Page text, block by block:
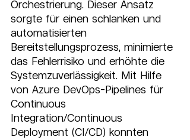
Orchestrierung. Dieser Ansatz
sorgte für einen schlanken und
automatisierten
Bereitstellungsprozess, minimierte
das Fehlerrisiko und erhöhte die
Systemzuverlässigkeit. Mit Hilfe
von Azure DevOps-Pipelines für
Continuous
Integration/Continuous
Deployment (CI/CD) konnten